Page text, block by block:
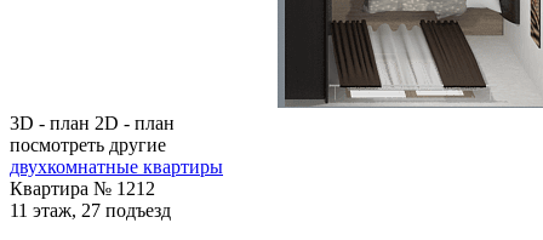
3D - план 2D - план
посмотреть другие
двухкомнатные квартиры
Квартира № 1212
11 этаж, 27 подъезд